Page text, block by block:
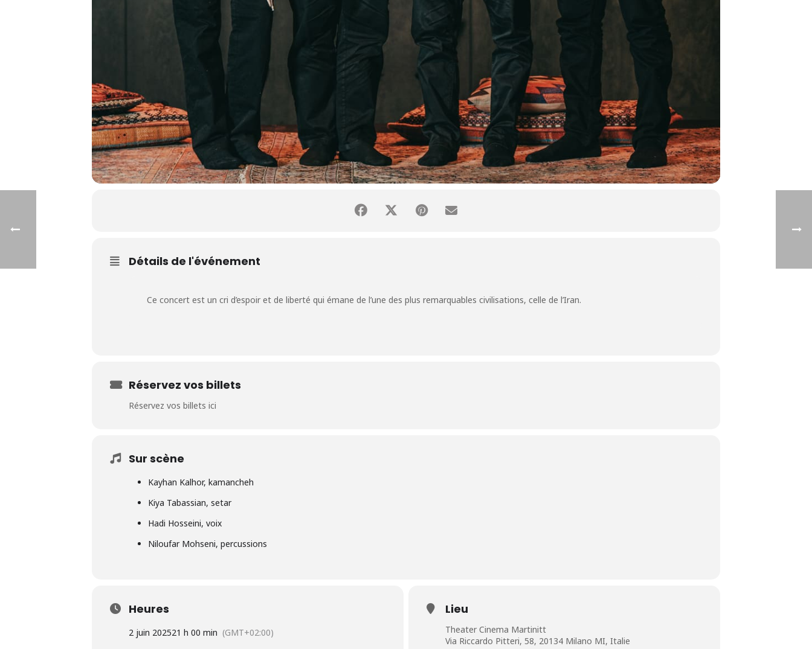
Détails de l'événement
Ce concert est un cri d’espoir et de liberté qui émane de l’une des plus remarquables civilisations, celle de l’Iran.
Réservez vos billets
Réservez vos billets ici
Sur scène
Kayhan Kalhor, kamancheh
Kiya Tabassian, setar
Hadi Hosseini, voix
Niloufar Mohseni, percussions
Heures
2 juin 202521 h 00 min (GMT+02:00)
Lieu
Theater Cinema Martinitt
Via Riccardo Pitteri, 58, 20134 Milano MI, Italie